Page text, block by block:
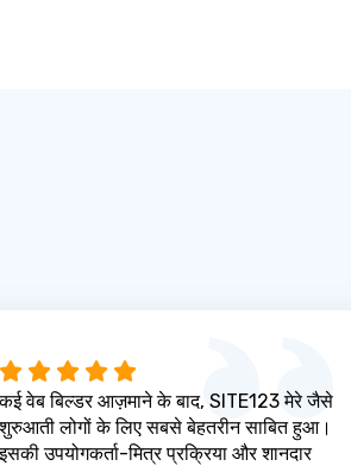
वेब बिल्डर आज़माने के बाद, SITE123 मेरे जैसे
लोगों के लिए सबसे बेहतरीन साबित हुआ।
उपयोगकर्ता-मित्र प्रक्रिया और शानदार